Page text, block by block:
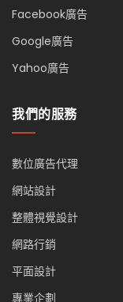
Facebook廣告
Google廣告
Yahoo廣告
我們的服務
數位廣告代理
網站設計
整體視覺設計
網路行銷
平面設計
專業企劃